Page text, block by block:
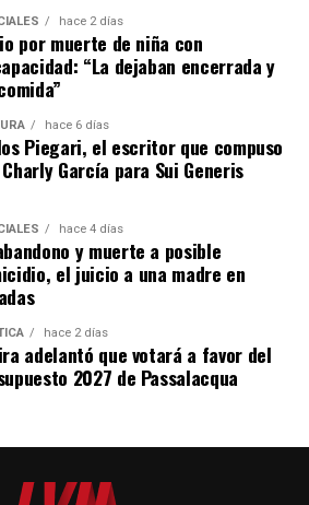
de yerba mate, té y
agrícolas como
fertilizadoras y otros
condiciones productivas de
de maquinaria en los últimos
diversificar su actividad
servicios de corte con
de diseño para terceros.
para no dejar sin trabajo a los
operario lleva años y perder ese
un retroceso enorme”, afirmó
hace 2 días
por muerte de niña con
“La dejaban encerrada y
hace 6 días
Piegari, el escritor que compuso
García para Sui Generis
hace 4 días
y muerte a posible
el juicio a una madre en
hace 2 días
adelantó que votará a favor del
2027 de Passalacqua